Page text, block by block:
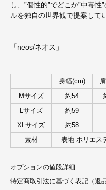
し、”個性的”でどこか”中毒
ルを独自の世界観で提案して
「neos/ネオス」
身幅(cm)
Mサイズ 約54
Lサイズ 約59
XLサイズ 約58
素材 表地 ポリエス
オプションの値段詳細
特定商取引法に基づく表記（返